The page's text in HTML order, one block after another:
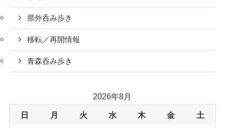
県外呑み歩き
移転／再開情報
青森呑み歩き
2026年8月
日 月 火 水 木 金 土